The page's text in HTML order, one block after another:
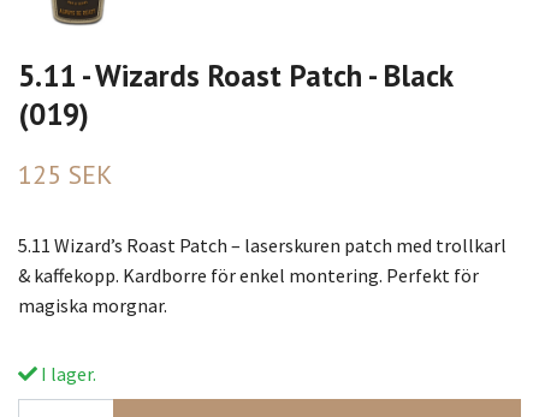
5.11 - Wizards Roast Patch - Black
(019)
125 SEK
5.11 Wizard’s Roast Patch – laserskuren patch med trollkarl
& kaffekopp. Kardborre för enkel montering. Perfekt för
magiska morgnar.
I lager.